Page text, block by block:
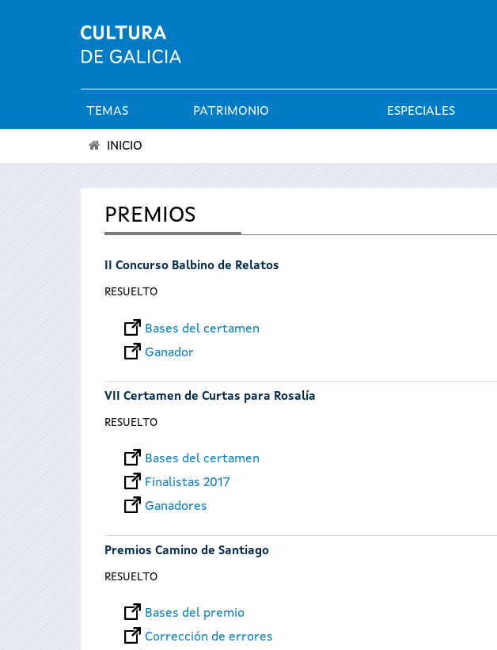
Menú
principal
TEMAS PATRIMONIO ESPECIALES
encuentra
aquí
INICIO
PREMIOS
II Concurso Balbino de Relatos
RESUELTO
Bases del certamen
Ganador
VII Certamen de Curtas para Rosalía
RESUELTO
Bases del certamen
Finalistas 2017
Ganadores
Premios Camino de Santiago
RESUELTO
Bases del premio
Corrección de errores